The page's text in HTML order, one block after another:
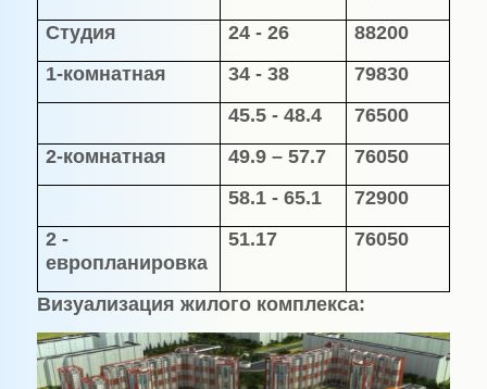
Студия
24 - 26
88200
1-комнатная
34 - 38
79830
45.5 - 48.4
76500
2-комнатная
49.9 – 57.7
76050
58.1 - 65.1
72900
2 -
европланировка
51.17 76050
Визуализация жилого комплекса: